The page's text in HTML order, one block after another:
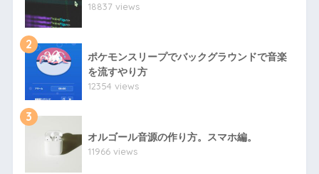
18837 views
2
ポケモンスリープでバックグラウンドで音楽
を流すやり方
12354 views
3
オルゴール音源の作り方。スマホ編。
11966 views